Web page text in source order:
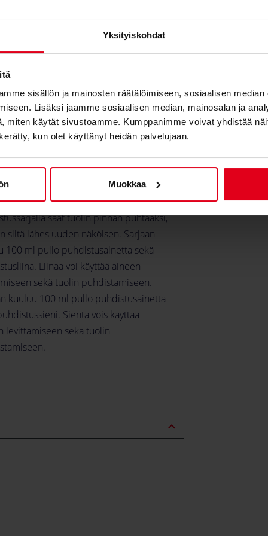
Yksityiskohdat
sisällön ja mainosten räätälöimiseen, sosiaalisen
Lisäksi jaamme sosiaalisen median, mainosalan ja
miten käytät sivustoamme. Kumppanimme voivat yhdistää
kun olet käyttänyt heidän palvelujaan.
Muokkaa
expand_less
Nitro Concepts:n tuoleissa
keinonahkaan. Sopii käytettäväksi
valmistajien tuoleille.
saat tuolin pinnan puhtaaksi,
siitä lähes uuden näköisen. Sarjaan
100 ml pullo puhdistusainetta sekä
Liinaa voi käyttää aineen
sekä tuolin puhdistamiseen.
kuuluu 100 ml pullo puhdistusainetta
Sientä vois käyttää
levittämiseen sekä tuolin
expand_less